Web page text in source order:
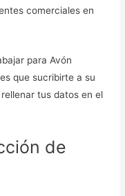
comerciales en
para Avón
que sucribirte a su
tus datos en el
de